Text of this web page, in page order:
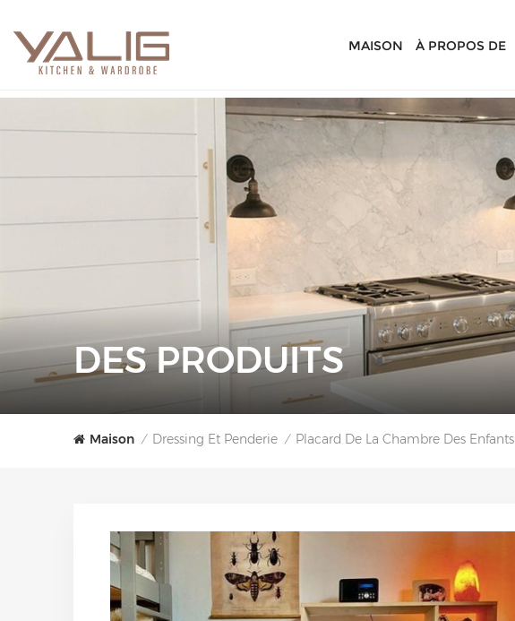
MAISON À PROPOS DE
DES PRODUITS
Maison / Dressing Et Penderie / Placard De La Chambre Des Enfants